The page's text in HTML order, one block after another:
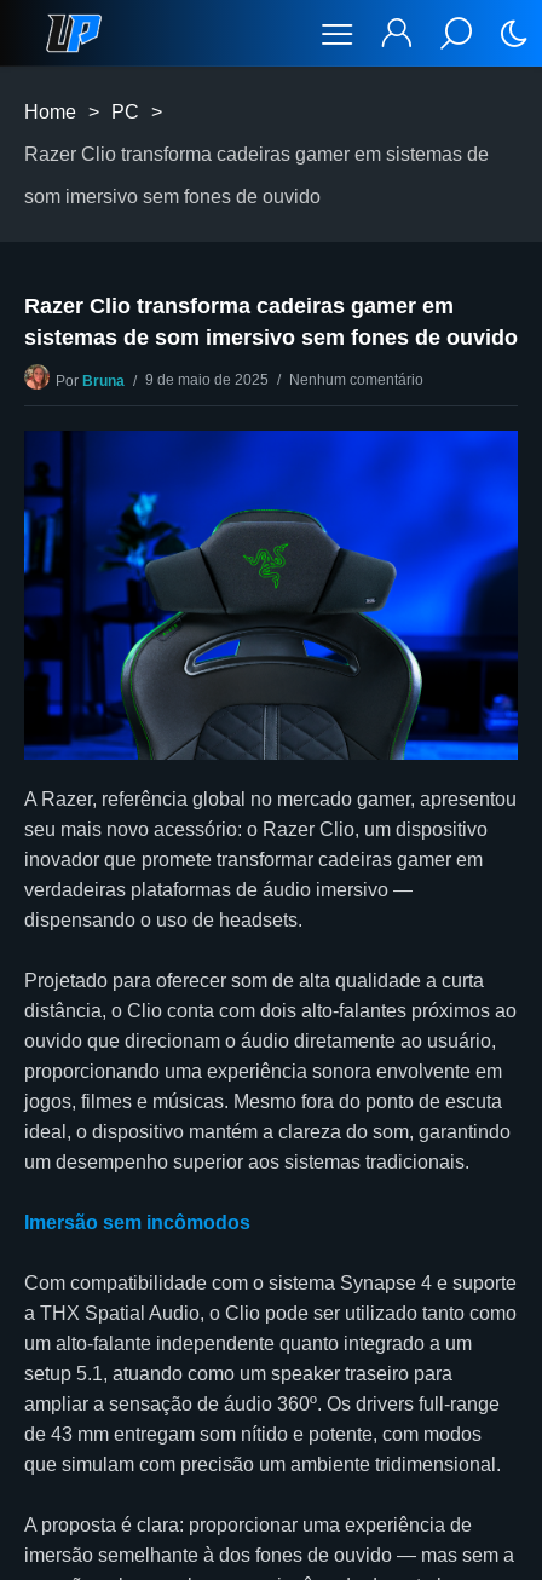
Home > PC >
Razer Clio transforma cadeiras gamer em sistemas de
som imersivo sem fones de ouvido
Razer Clio transforma cadeiras gamer em
sistemas de som imersivo sem fones de ouvido
Por Bruna 9 de maio de 2025 Nenhum comentário
A Razer, referência global no mercado gamer, apresentou
seu mais novo acessório: o Razer Clio, um dispositivo
inovador que promete transformar cadeiras gamer em
verdadeiras plataformas de áudio imersivo —
dispensando o uso de headsets.
Projetado para oferecer som de alta qualidade a curta
distância, o Clio conta com dois alto-falantes próximos ao
ouvido que direcionam o áudio diretamente ao usuário,
proporcionando uma experiência sonora envolvente em
jogos, filmes e músicas. Mesmo fora do ponto de escuta
ideal, o dispositivo mantém a clareza do som, garantindo
um desempenho superior aos sistemas tradicionais.
Imersão sem incômodos
Com compatibilidade com o sistema Synapse 4 e suporte
a THX Spatial Audio, o Clio pode ser utilizado tanto como
um alto-falante independente quanto integrado a um
setup 5.1, atuando como um speaker traseiro para
ampliar a sensação de áudio 360º. Os drivers full-range
de 43 mm entregam som nítido e potente, com modos
que simulam com precisão um ambiente tridimensional.
A proposta é clara: proporcionar uma experiência de
imersão semelhante à dos fones de ouvido — mas sem a